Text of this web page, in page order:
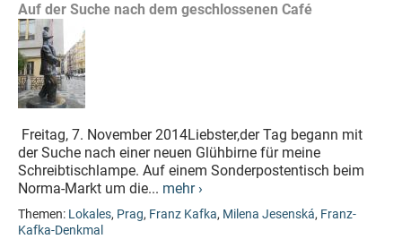
Auf der Suche nach dem geschlossenen Café
Freitag, 7. November 2014Liebster,der Tag begann mit
der Suche nach einer neuen Glühbirne für meine
Schreibtischlampe. Auf einem Sonderpostentisch beim
Norma-Markt um die... mehr ›
Themen: Lokales, Prag, Franz Kafka, Milena Jesenská, Franz-
Kafka-Denkmal